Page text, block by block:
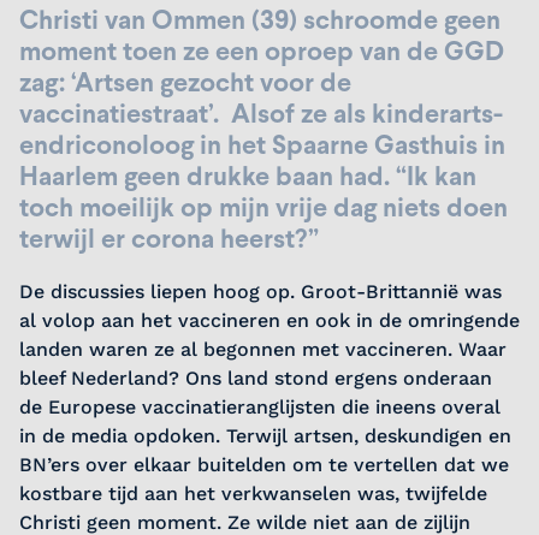
Christi van Ommen (39) schroomde geen
moment toen ze een oproep van de GGD
zag: ‘Artsen gezocht voor de
vaccinatiestraat’. Alsof ze als kinderarts-
endriconoloog in het Spaarne Gasthuis in
Haarlem geen drukke baan had. “Ik kan
toch moeilijk op mijn vrije dag niets doen
terwijl er corona heerst?”
De discussies liepen hoog op. Groot-Brittannië was
al volop aan het vaccineren en ook in de omringende
landen waren ze al begonnen met vaccineren. Waar
bleef Nederland? Ons land stond ergens onderaan
de Europese vaccinatieranglijsten die ineens overal
in de media opdoken. Terwijl artsen, deskundigen en
BN’ers over elkaar buitelden om te vertellen dat we
kostbare tijd aan het verkwanselen was, twijfelde
Christi geen moment. Ze wilde niet aan de zijlijn